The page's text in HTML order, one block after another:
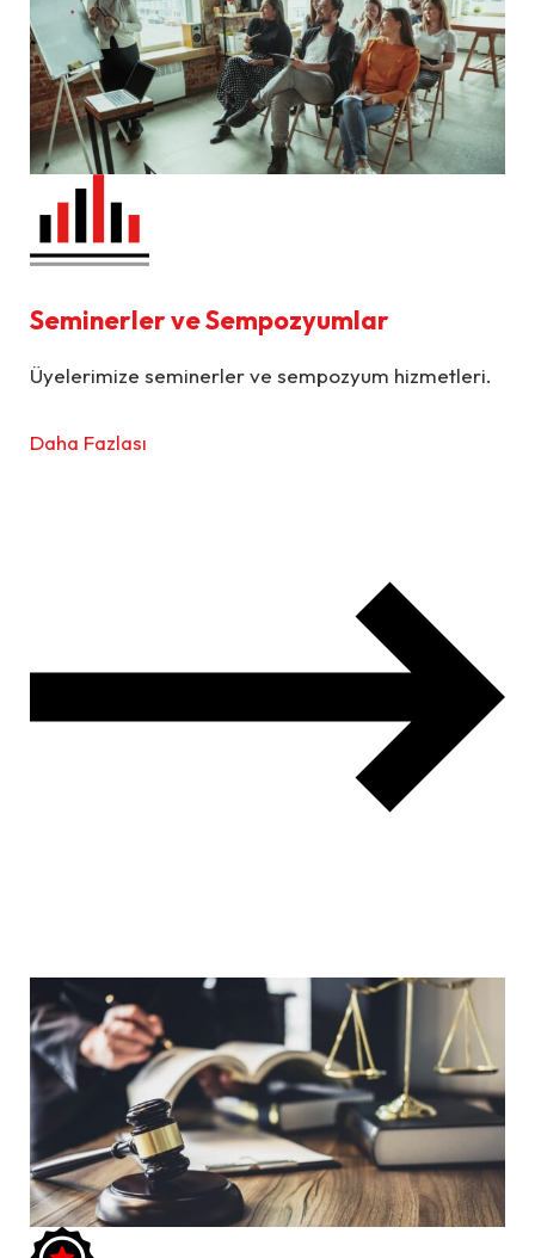
Seminerler ve Sempozyumlar
Üyelerimize seminerler ve sempozyum hizmetleri.
Daha Fazlası